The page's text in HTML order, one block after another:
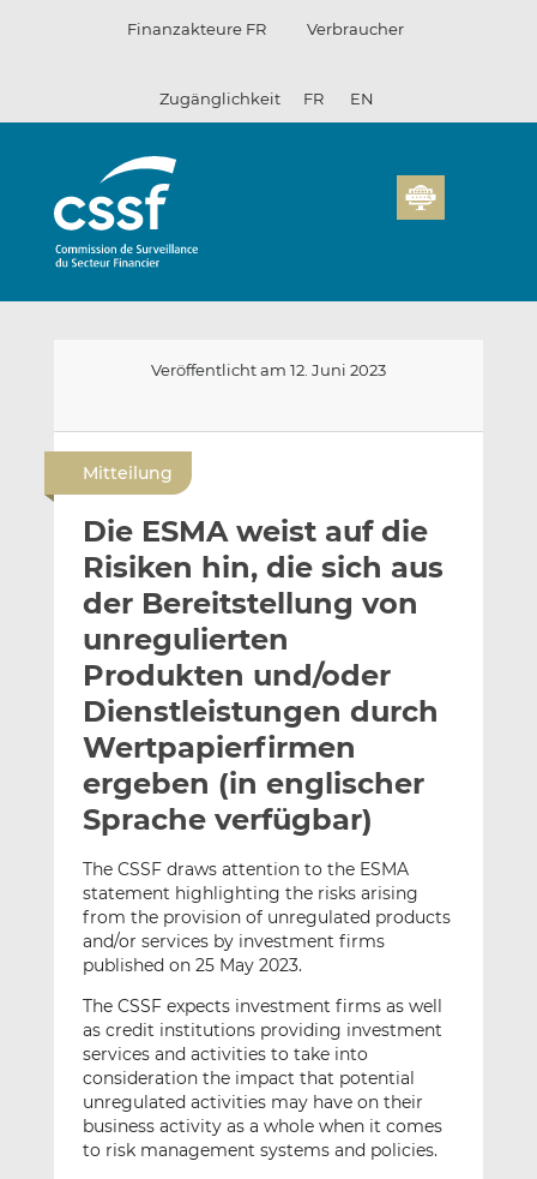
Finanzakteure FR Verbraucher
Zugänglichkeit FR EN
Veröffentlicht am 12. Juni 2023
i
n
i
n
k
e
d
I
t
e
i
l
e
n
a
c
e
b
o
o
t
e
i
l
e
n
Mitteilung
Die ESMA weist auf die
Risiken hin, die sich aus
der Bereitstellung von
unregulierten
Produkten und/oder
Dienstleistungen durch
Wertpapierfirmen
ergeben (in englischer
Sprache verfügbar)
The CSSF draws attention to the ESMA
statement highlighting the risks arising
from the provision of unregulated products
and/or services by investment firms
published on 25 May 2023.
The CSSF expects investment firms as well
as credit institutions providing investment
services and activities to take into
consideration the impact that potential
unregulated activities may have on their
business activity as a whole when it comes
to risk management systems and policies.